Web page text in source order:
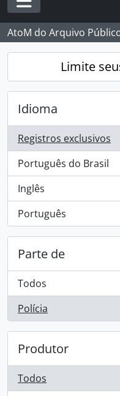
Toggle navigation
AtoM do Arquivo
Limite
Idioma
Registros exclusivos
, 1830 resultados
Português do Brasil
, 1830 resultados
Inglês
, 2 resultados
Português
, 1 resultados
Parte de
Todos
Polícia
, 1829 resultados
Produtor
Todos